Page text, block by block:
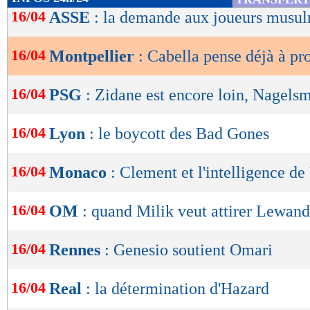
de
OK
16/04 ASSE : la demande aux joueurs
16/04 Montpellier : Cabella pense déjà à
16/04 PSG : Zidane est encore loin,
16/04 Lyon : le boycott des Bad Gones
16/04 Monaco : Clement et l'intelligence de
16/04 OM : quand Milik veut attirer
16/04 Rennes : Genesio soutient Omari
16/04 Real : la détermination d'Hazard